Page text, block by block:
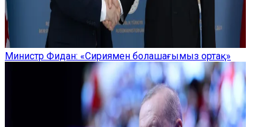
Министр Фидан: «Сириямен болашағымыз ортақ»